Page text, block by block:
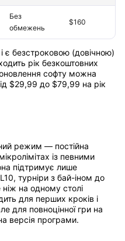
Без
обмежень
$160
є безстроковою (довічною)
рік безкоштовних
софту можна
$29,99 до $79,99 на рік
режим — постійна
із певними
підтримує лише
турніри з бай-іном до
на одному столі
для перших кроків і
для повноцінної гри на
версія програми.